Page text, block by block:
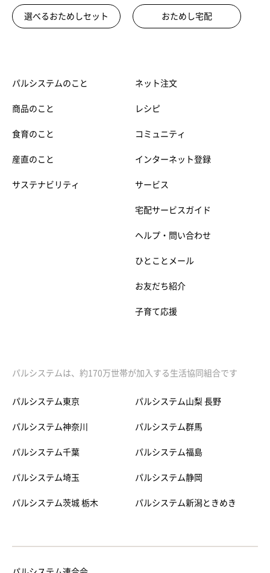
選べるおためしセット おためし宅配
パルシステムのこと
商品のこと
食育のこと
産直のこと
サステナビリティ
ネット注文
レシピ
コミュニティ
インターネット登録
サービス
宅配サービスガイド
ヘルプ・問い合わせ
ひとことメール
お友だち紹介
子育て応援
パルシステムは、約170万世帯が加入する生活協同組合です
パルシステム東京
パルシステム神奈川
パルシステム千葉
パルシステム埼玉
パルシステム茨城 栃木
パルシステム山梨 長野
パルシステム群馬
パルシステム福島
パルシステム静岡
パルシステム新潟ときめき